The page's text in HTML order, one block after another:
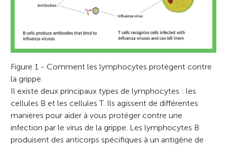
Figure 1 - Comment les lymphocytes protègent contre
la grippe.
Il existe deux principaux types de lymphocytes : les
cellules B et les cellules T. Ils agissent de différentes
manières pour aider à vous protéger contre une
infection par le virus de la grippe. Les lymphocytes B
produisent des anticorps spécifiques à un antigène de